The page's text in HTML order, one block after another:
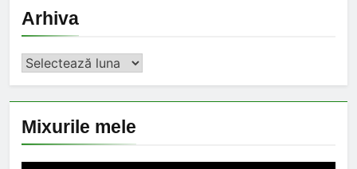
Arhiva
Arhiva
Mixurile mele